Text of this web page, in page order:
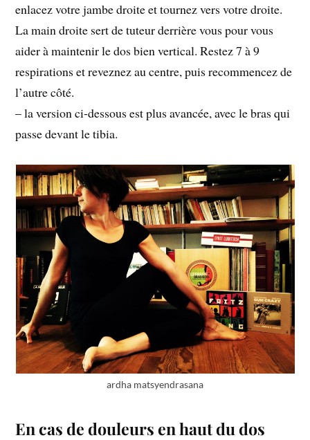
enlacez votre jambe droite et tournez vers votre droite.
La main droite sert de tuteur derrière vous pour vous
aider à maintenir le dos bien vertical. Restez 7 à 9
respirations et reveznez au centre, puis recommencez de
l’autre côté.
– la version ci-dessous est plus avancée, avec le bras qui
passe devant le tibia.
ardha matsyendrasana
En cas de douleurs en haut du dos